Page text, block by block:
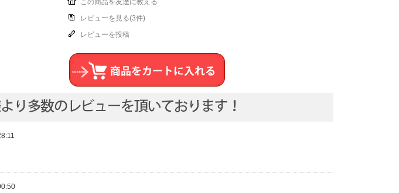
この商品を友達に教える
レビューを見る(3件)
レビューを投稿